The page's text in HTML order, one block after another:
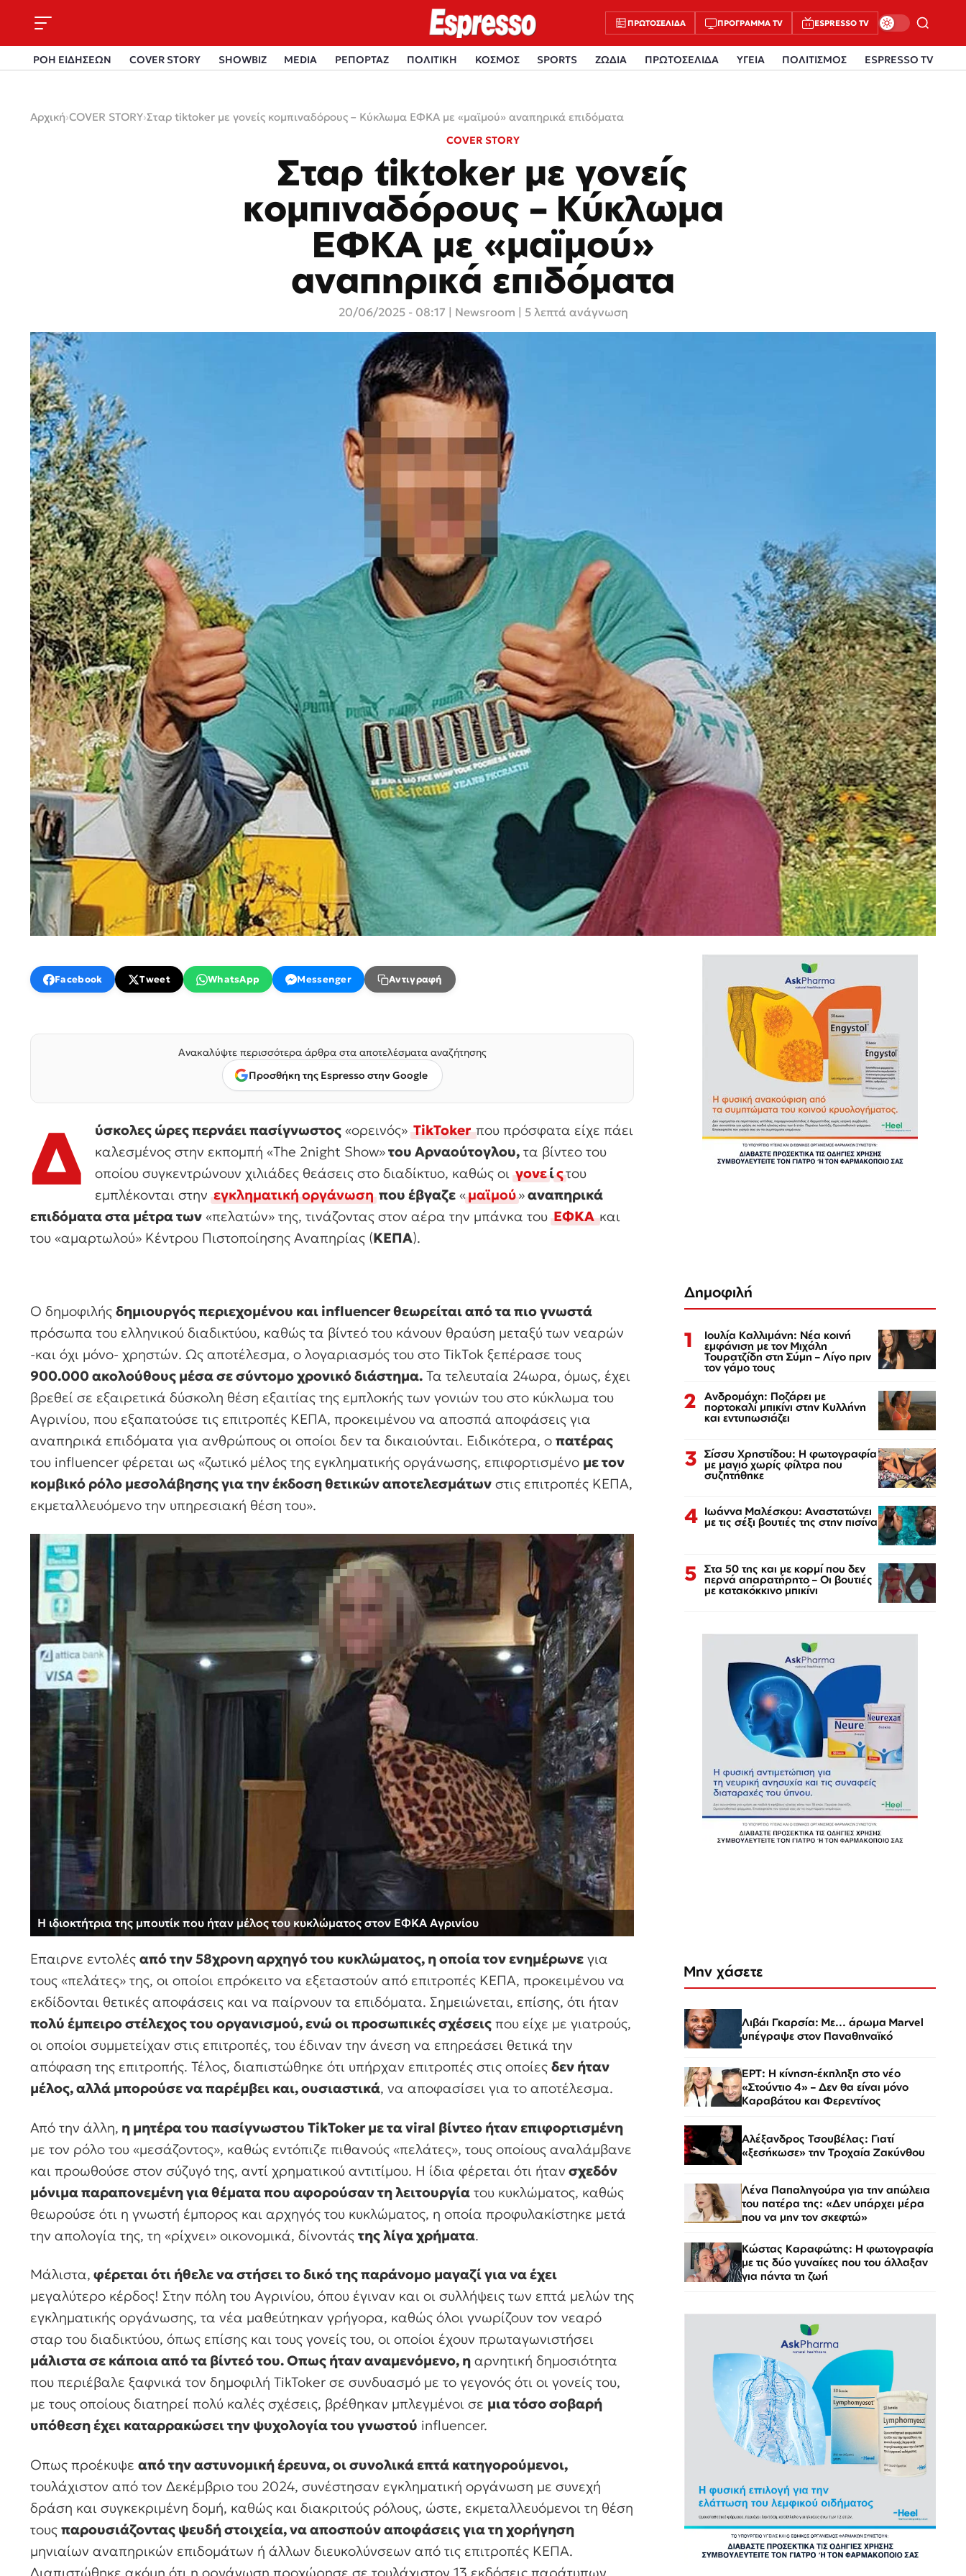
ΠΡΩΤΟΣΈΛΙΔΑ ΠΡΌΓΡΑΜΜΑ TV ESPRESSO TV
ΡΟΗ ΕΙΔΗΣΕΩΝ COVER STORY SHOWBIZ MEDIA ΡΕΠΟΡΤΑΖ ΠΟΛΙΤΙΚΗ ΚΟΣΜΟΣ SPORTS ΖΩΔΙΑ ΠΡΩΤΟΣΕΛΙΔΑ ΥΓΕΙΑ ΠΟΛΙΤΙΣΜΟΣ ESPRESSO TV
Αρχική›COVER STORY›Σταρ tiktoker με γονείς κομπιναδόρους – Κύκλωμα ΕΦΚΑ με «μαϊμού» αναπηρικά επιδόματα
COVER STORY
Σταρ tiktoker με γονείς
κομπιναδόρους – Κύκλωμα
ΕΦΚΑ με «μαϊμού»
αναπηρικά επιδόματα
20/06/2025 - 08:17 Newsroom | 5 λεπτά ανάγνωση
Facebook Tweet WhatsApp Messenger Αντιγραφή
Ανακαλύψτε περισσότερα άρθρα στα αποτελέσματα αναζήτησης
Προσθήκη της Espresso στην Google
Δ ύσκολες ώρες περνάει πασίγνωστος «ορεινός»TikToker που πρόσφατα είχε πάει
καλεσμένος στην εκπομπή «The 2night Show»του Αρναούτογλου, τα βίντεο του
οποίου συγκεντρώνουν χιλιάδες θεάσεις στο διαδίκτυο, καθώς οιγονείςτου
εμπλέκονται στηνεγκληματική οργάνωσηπου έβγαζε «μαϊμού»αναπηρικά
επιδόματα στα μέτρα των «πελατών» της, τινάζοντας στον αέρα την μπάνκα τουΕΦΚΑ και
του «αμαρτωλού» Κέντρου Πιστοποίησης Αναπηρίας (ΚΕΠΑ).
Ο δημοφιλής δημιουργός περιεχομένου και influencer θεωρείται από τα πιο γνωστά
πρόσωπα του ελληνικού διαδικτύου, καθώς τα βίντεό του κάνουν θραύση μεταξύ των νεαρών
-και όχι μόνο- χρηστών. Ως αποτέλεσμα, ο λογαριασμός του στο ΤikΤok ξεπέρασε τους
900.000 ακολούθους μέσα σε σύντομο χρονικό διάστημα. Τα τελευταία 24ωρα, όμως, έχει
βρεθεί σε εξαιρετικά δύσκολη θέση εξαιτίας της εμπλοκής των γονιών του στο κύκλωμα του
Αγρινίου, που εξαπατούσε τις επιτροπές ΚΕΠΑ, προκειμένου να αποσπά αποφάσεις για
αναπηρικά επιδόματα για ανθρώπους οι οποίοι δεν τα δικαιούνται. Ειδικότερα, ο πατέρας
του influencer φέρεται ως «ζωτικό μέλος της εγκληματικής οργάνωσης, επιφορτισμένο με τον
κομβικό ρόλο μεσολάβησης για την έκδοση θετικών αποτελεσμάτων στις επιτροπές ΚΕΠΑ,
εκμεταλλευόμενο την υπηρεσιακή θέση του».
Η ιδιοκτήτρια της μπουτίκ που ήταν μέλος του κυκλώματος στον ΕΦΚΑ Αγρινίου
Επαιρνε εντολές από την 58χρονη αρχηγό του κυκλώματος, η οποία τον ενημέρωνε για
τους «πελάτες» της, οι οποίοι επρόκειτο να εξεταστούν από επιτροπές ΚΕΠΑ, προκειμένου να
εκδίδονται θετικές αποφάσεις και να παίρνουν τα επιδόματα. Σημειώνεται, επίσης, ότι ήταν
πολύ έμπειρο στέλεχος του οργανισμού, ενώ οι προσωπικές σχέσεις που είχε με γιατρούς,
οι οποίοι συμμετείχαν στις επιτροπές, του έδιναν την άνεση να επηρεάσει θετικά την
απόφαση της επιτροπής. Τέλος, διαπιστώθηκε ότι υπήρχαν επιτροπές στις οποίες δεν ήταν
μέλος, αλλά μπορούσε να παρέμβει και, ουσιαστικά, να αποφασίσει για το αποτέλεσμα.
Από την άλλη, η μητέρα του πασίγνωστου TikToker με τα viral βίντεο ήταν επιφορτισμένη
με τον ρόλο του «μεσάζοντος», καθώς εντόπιζε πιθανούς «πελάτες», τους οποίους αναλάμβανε
και προωθούσε στον σύζυγό της, αντί χρηματικού αντιτίμου. Η ίδια φέρεται ότι ήταν σχεδόν
μόνιμα παραπονεμένη για θέματα που αφορούσαν τη λειτουργία του κυκλώματος, καθώς
θεωρούσε ότι η γνωστή έμπορος και αρχηγός του κυκλώματος, η οποία προφυλακίστηκε μετά
την απολογία της, τη «ρίχνει» οικονομικά, δίνοντάς της λίγα χρήματα.
Μάλιστα, φέρεται ότι ήθελε να στήσει το δικό της παράνομο μαγαζί για να έχει
μεγαλύτερο κέρδος! Στην πόλη του Αγρινίου, όπου έγιναν και οι συλλήψεις των επτά μελών της
εγκληματικής οργάνωσης, τα νέα μαθεύτηκαν γρήγορα, καθώς όλοι γνωρίζουν τον νεαρό
σταρ του διαδικτύου, όπως επίσης και τους γονείς του, οι οποίοι έχουν πρωταγωνιστήσει
μάλιστα σε κάποια από τα βίντεό του. Οπως ήταν αναμενόμενο, η αρνητική δημοσιότητα
που περιέβαλε ξαφνικά τον δημοφιλή TikToker σε συνδυασμό με το γεγονός ότι οι γονείς του,
με τους οποίους διατηρεί πολύ καλές σχέσεις, βρέθηκαν μπλεγμένοι σε μια τόσο σοβαρή
υπόθεση έχει καταρρακώσει την ψυχολογία του γνωστού influencer.
Οπως προέκυψε από την αστυνομική έρευνα, οι συνολικά επτά κατηγορούμενοι,
τουλάχιστον από τον Δεκέμβριο του 2024, συνέστησαν εγκληματική οργάνωση με συνεχή
δράση και συγκεκριμένη δομή, καθώς και διακριτούς ρόλους, ώστε, εκμεταλλευόμενοι τη θέση
τους παρουσιάζοντας ψευδή στοιχεία, να αποσπούν αποφάσεις για τη χορήγηση
μηνιαίων αναπηρικών επιδομάτων ή άλλων διευκολύνσεων από τις επιτροπές ΚΕΠΑ.
Διαπιστώθηκε ακόμη ότι η οργάνωση προχώρησε σε τουλάχιστον 13 εκδόσεις παράτυπων
Δημοφιλή
1 Ιουλία Καλλιμάνη: Νέα κοινή
εμφάνιση με τον Μιχάλη
Τουρατζίδη στη Σύμη – Λίγο πριν
τον γάμο τους
2 Ανδρομάχη: Ποζάρει με
πορτοκαλί μπικίνι στην Κυλλήνη
και εντυπωσιάζει
3 Σίσσυ Χρηστίδου: Η φωτογραφία
με μαγιό χωρίς φίλτρα που
συζητήθηκε
4 Ιωάννα Μαλέσκου: Αναστατώνει
με τις σέξι βουτιές της στην πισίνα
5 Στα 50 της και με κορμί που δεν
περνά απαρατήρητο – Οι βουτιές
με κατακόκκινο μπικίνι
Μην χάσετε
Λιβάι Γκαρσία: Με... άρωμα Marvel
υπέγραψε στον Παναθηναϊκό
ΕΡΤ: Η κίνηση-έκπληξη στο νέο
«Στούντιο 4» – Δεν θα είναι μόνο
Καραβάτου και Φερεντίνος
Αλέξανδρος Τσουβέλας: Γιατί
«ξεσήκωσε» την Τροχαία Ζακύνθου
Λένα Παπαληγούρα για την απώλεια
του πατέρα της: «Δεν υπάρχει μέρα
που να μην τον σκεφτώ»
Κώστας Καραφώτης: Η φωτογραφία
με τις δύο γυναίκες που του άλλαξαν
για πάντα τη ζωή